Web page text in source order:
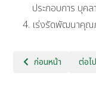
ประกอบการ บุค
เร่งรัดพัฒนาคุณ
เนื้อหาก่อนหน้า: ผลงาน
ก่อนหน้า เนื้อ
ต่อไป